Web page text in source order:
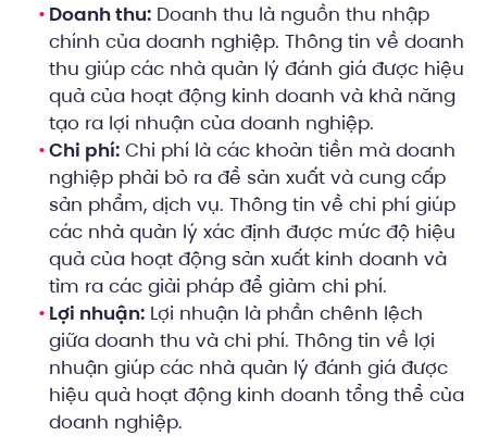
Doanh thu: Doanh thu là nguồn thu nhập
chính của doanh nghiệp. Thông tin về doanh
thu giúp các nhà quản lý đánh giá được hiệu
quả của hoạt động kinh doanh và khả năng
tạo ra lợi nhuận của doanh nghiệp.
Chi phí: Chi phí là các khoản tiền mà doanh
nghiệp phải bỏ ra để sản xuất và cung cấp
sản phẩm, dịch vụ. Thông tin về chi phí giúp
các nhà quản lý xác định được mức độ hiệu
quả của hoạt động sản xuất kinh doanh và
tìm ra các giải pháp để giảm chi phí.
Lợi nhuận: Lợi nhuận là phần chênh lệch
giữa doanh thu và chi phí. Thông tin về lợi
nhuận giúp các nhà quản lý đánh giá được
hiệu quả hoạt động kinh doanh tổng thể của
doanh nghiệp.